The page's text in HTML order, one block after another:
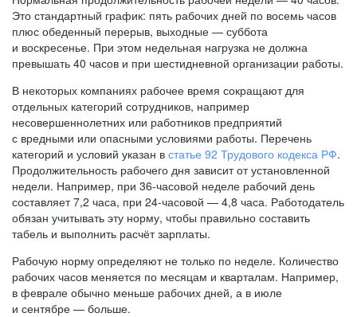
Это стандартный график: пять рабочих дней по восемь часов
плюс обеденный перерыв, выходные — суббота
и воскресенье. При этом недельная нагрузка не должна
превышать 40 часов и при шестидневной организации работы.
В некоторых компаниях рабочее время сокращают для
отдельных категорий сотрудников, например
несовершеннолетних или работников предприятий
с вредными или опасными условиями работы. Перечень
категорий и условий указан в статье 92 Трудового кодекса РФ.
Продолжительность рабочего дня зависит от установленной
недели. Например, при 36-часовой неделе рабочий день
составляет 7,2 часа, при 24-часовой — 4,8 часа. Работодатель
обязан учитывать эту норму, чтобы правильно составить
табель и выполнить расчёт зарплаты.
Рабочую норму определяют не только по неделе. Количество
рабочих часов меняется по месяцам и кварталам. Например,
в феврале обычно меньше рабочих дней, а в июле
и сентябре — больше.